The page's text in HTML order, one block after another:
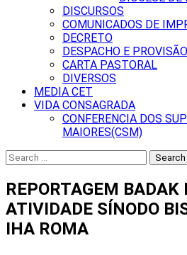
DISCURSOS
COMUNICADOS DE
DECRETO
DESPACHO E PROVISÃO
CARTA PASTORAL
DIVERSOS
MEDIA CET
VIDA CONSAGRADA
CONFERENCIA DOS
MAIORES(CSM)
Search
for:
REPORTAGEM BADAK
ATIVIDADE SÍNODO
IHA ROMA